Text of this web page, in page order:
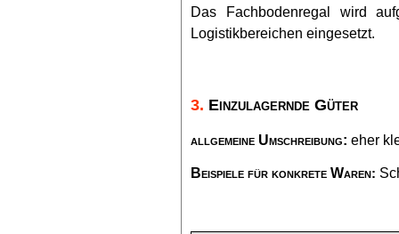
Das Fachbodenregal wird
Logistikbereichen eingesetzt.
3. Einzulagernde Güter
allgemeine Umschreibung: eher
Beispiele für konkrete Waren: